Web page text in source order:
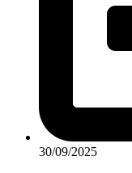
30/09/2025